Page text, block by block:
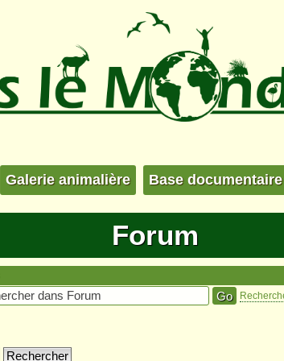
Galerie animalière Base documentaire
Forum